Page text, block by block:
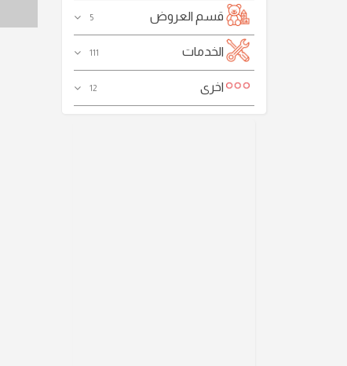
قسم العروض 5
الخدمات 111
اخرى 12